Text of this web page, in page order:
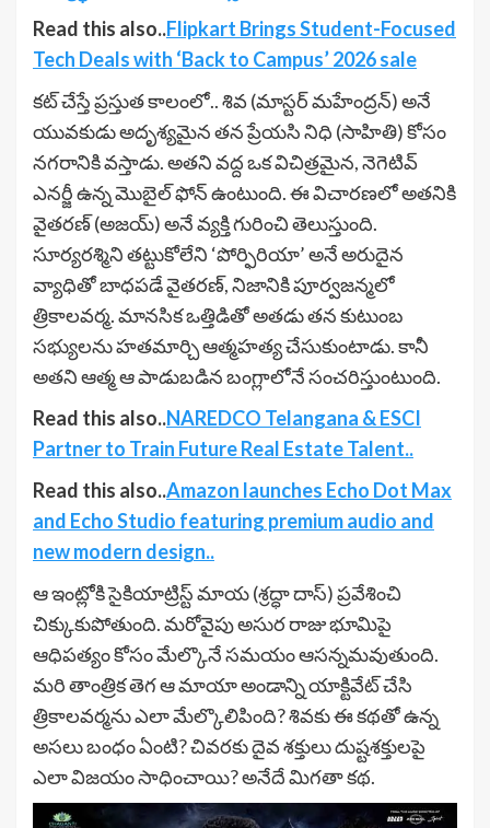
Read this also..Flipkart Brings Student-Focused
Tech Deals with ‘Back to Campus’ 2026 sale
కట్ చేస్తే ప్రస్తుత కాలంలో.. శివ (మాస్టర్ మహేంద్రన్) అనే
యువకుడు అదృశ్యమైన తన ప్రేయసి నిధి (సాహితి) కోసం
నగరానికి వస్తాడు. అతని వద్ద ఒక విచిత్రమైన, నెగెటివ్
ఎనర్జీ ఉన్న మొబైల్ ఫోన్ ఉంటుంది. ఈ విచారణలో అతనికి
వైతరణ్ (అజయ్) అనే వ్యక్తి గురించి తెలుస్తుంది.
సూర్యరశ్మిని తట్టుకోలేని ‘పోర్ఫిరియా’ అనే అరుదైన
వ్యాధితో బాధపడే వైతరణ్, నిజానికి పూర్వజన్మలో
త్రికాలవర్మ. మానసిక ఒత్తిడితో అతడు తన కుటుంబ
సభ్యులను హతమార్చి ఆత్మహత్య చేసుకుంటాడు. కానీ
అతని ఆత్మ ఆ పాడుబడిన బంగ్లాలోనే సంచరిస్తుంటుంది.
Read this also..NAREDCO Telangana & ESCI
Partner to Train Future Real Estate Talent..
Read this also..Amazon launches Echo Dot Max
and Echo Studio featuring premium audio and
new modern design..
ఆ ఇంట్లోకి సైకియాట్రిస్ట్ మాయ (శ్రద్ధా దాస్) ప్రవేశించి
చిక్కుకుపోతుంది. మరోవైపు అసుర రాజు భూమిపై
ఆధిపత్యం కోసం మేల్కొనే సమయం ఆసన్నమవుతుంది.
మరి తాంత్రిక తెగ ఆ మాయా అండాన్ని యాక్టివేట్ చేసి
త్రికాలవర్మను ఎలా మేల్కొలిపింది? శివకు ఈ కథతో ఉన్న
అసలు బంధం ఏంటి? చివరకు దైవ శక్తులు దుష్టశక్తులపై
ఎలా విజయం సాధించాయి? అనేదే మిగతా కథ.